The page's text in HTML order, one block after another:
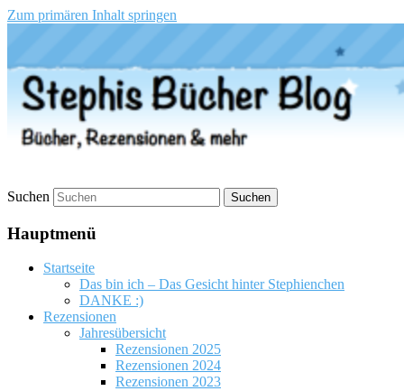
Zum primären Inhalt springen
Stephis Bücher Blog
Suchen
Hauptmenü
Startseite
Das bin ich – Das Gesicht hinter Stephienchen
DANKE :)
Rezensionen
Jahresübersicht
Rezensionen 2025
Rezensionen 2024
Rezensionen 2023